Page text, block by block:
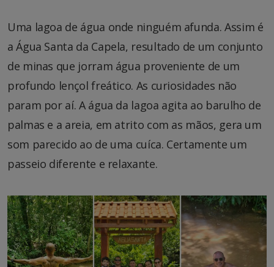
Uma lagoa de água onde ninguém afunda. Assim é
a Água Santa da Capela, resultado de um conjunto
de minas que jorram água proveniente de um
profundo lençol freático. As curiosidades não
param por aí. A água da lagoa agita ao barulho de
palmas e a areia, em atrito com as mãos, gera um
som parecido ao de uma cuíca. Certamente um
passeio diferente e relaxante.